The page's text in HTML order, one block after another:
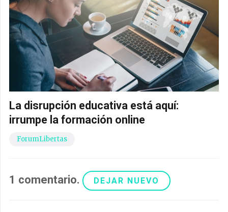
La disrupción educativa está aquí:
irrumpe la formación online
ForumLibertas
1 comentario. DEJAR NUEVO